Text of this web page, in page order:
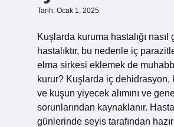
Tarih: Ocak 1, 2025
Kuşlarda kuruma hastalığı
hastalıktır, bu nedenle iç
elma sirkesi eklemek de
kurur? Kuşlarda iç dehidrasyon,
ve kuşun yiyecek alımını ve
sorunlarından kaynaklanır.
günlerinde seyis tarafından